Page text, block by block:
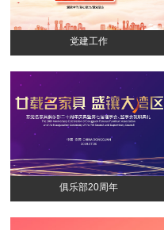
党建工作
俱乐部20周年